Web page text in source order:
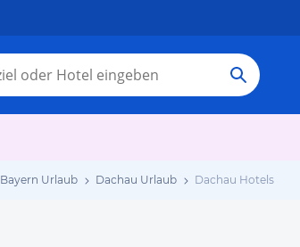
Bayern Urlaub Dachau Urlaub Dachau Hotels